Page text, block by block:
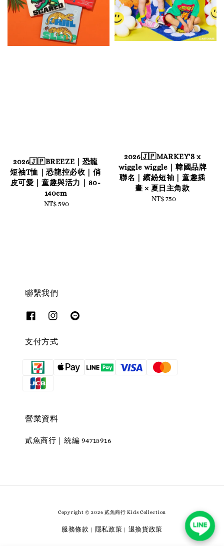
2026🇯🇵BREEZE｜恐龍
短袖T恤｜恐龍控必收｜俏
皮可愛｜童趣與活力｜80-
140cm
Regular
NT$ 590
2026🇯🇵MARKEY'S x
wiggle wiggle｜韓國品牌
聯名｜繽紛短袖｜童趣插
畫 × 夏日主角款
Regular
NT$ 750
聯繫我們
支付方式
營業資料
貳魚商行｜統編 94715916
Copyright © 2026 貳魚商行 Kids Collection
服務條款 隱私政策 退換貨政策